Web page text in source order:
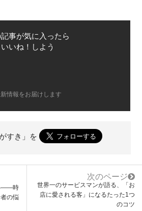
記事が気に入ったら
いいね！しよう
情報をお届けします
すき」を
――時
の悩
次のページ
世界一のサービスマンが語る、「お
店に愛される客」になるたった1つ
のコツ